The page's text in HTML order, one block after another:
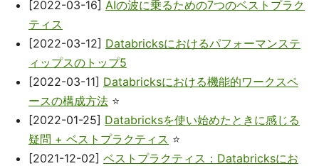
[2022-03-16] AIの波に乗るための7つのベストプラク
ティス
[2022-03-12] Databricksにおけるパフォーマンステ
ィップスのトップ5
[2022-03-11] Databricksにおける機能的ワークスペ
ースの構成方法 ⭐
[2022-01-25] Databricksを使い始めたときに感じる
疑問 + ベストプラクティス ⭐
[2021-12-02] ベストプラクティス：Databricksにお